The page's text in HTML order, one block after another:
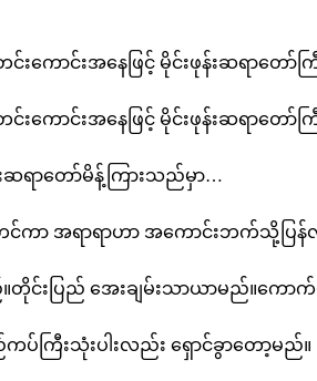
း
းချမ်း
ကောင်းအနေဖြင့် မိုင်းဖုန်းဆရာတော်ကြီ
ကောင်းအနေဖြင့် မိုင်းဖုန်းဆရာတော်ကြီ
ဆရာတော်မိန့်ကြားသည်မှာ…
တင်ကာ အရာရာဟာ အကောင်းဘက်သို့ပ
င်းပြည် အေးချမ်းသာယာမည်။ကောက်
ပ်ကြီးသုံးပါးလည်း ရှောင်ခွာတော့မည်။